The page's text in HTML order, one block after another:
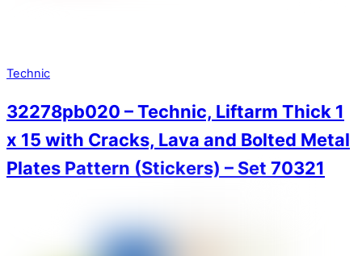
Technic
32278pb020 – Technic, Liftarm Thick 1
x 15 with Cracks, Lava and Bolted Metal
Plates Pattern (Stickers) – Set 70321